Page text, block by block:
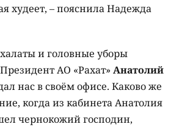
худеет, – пояснила Надежда
и головные уборы
АО «Рахат»Анатолий
нас в своём офисе. Каково же
когда из кабинета Анатолия
чернокожий господин,